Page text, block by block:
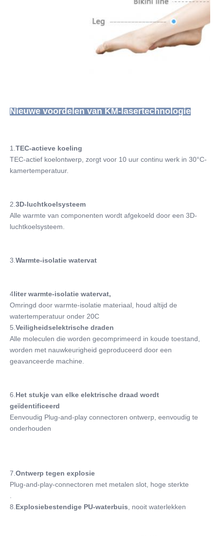
Nieuwe voordelen van KM-lasertechnologie
1.TEC-actieve koeling
TEC-actief koelontwerp, zorgt voor 10 uur continu werk in 30°C-
kamertemperatuur.
2.3D-luchtkoelsysteem
Alle warmte van componenten wordt afgekoeld door een 3D-
luchtkoelsysteem.
3.Warmte-isolatie watervat
4liter warmte-isolatie watervat,
Omringd door warmte-isolatie materiaal, houd altijd de
watertemperatuur onder 20C
5.Veiligheidselektrische draden
Alle moleculen die worden gecomprimeerd in koude toestand,
worden met nauwkeurigheid geproduceerd door een
geavanceerde machine.
6.Het stukje van elke elektrische draad wordt
geïdentificeerd
Eenvoudig Plug-and-play connectoren ontwerp, eenvoudig te
onderhouden
7.Ontwerp tegen explosie
Plug-and-play-connectoren met metalen slot, hoge sterkte
.
8.Explosiebestendige PU-waterbuis, nooit waterlekken